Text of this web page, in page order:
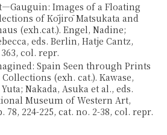
Images of a Floating
of Kōjirō Matsukata and
(exh.cat.). Engel, Nadine;
eds. Berlin, Hatje Cantz,
col. repr.
Spain Seen through Prints
(exh. cat.). Kawase,
Nakada, Asuka et al., eds.
Museum of Western Art,
78, 224-225, cat. no. 2-38, col. repr.